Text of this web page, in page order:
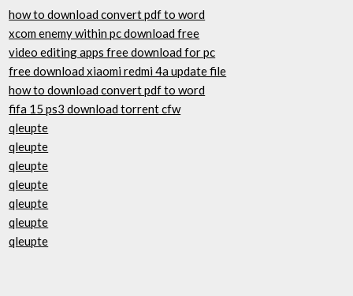
how to download convert pdf to word
xcom enemy within pc download free
video editing apps free download for pc
free download xiaomi redmi 4a update file
how to download convert pdf to word
fifa 15 ps3 download torrent cfw
qleupte
qleupte
qleupte
qleupte
qleupte
qleupte
qleupte